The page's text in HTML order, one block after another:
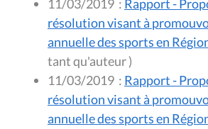
11/03/2019 : Rapport -
résolution visant à
annuelle des sports en
tant qu'auteur )
11/03/2019 : Rapport -
résolution visant à
annuelle des sports en